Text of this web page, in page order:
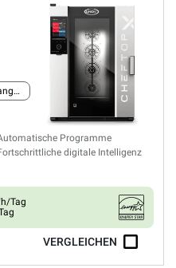
Fettauffangsystem
Programme
digitale Intelligenz
Tag
VERGLEICHEN